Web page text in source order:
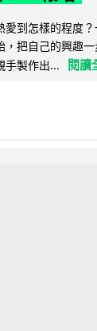
到怎樣的程度
，把自己的興趣
手製作出...
閱讀